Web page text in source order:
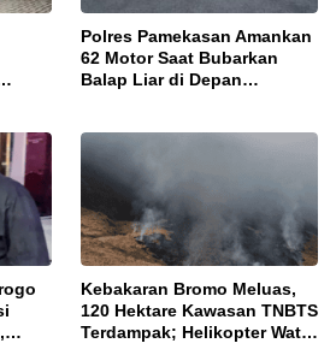
Polres Pamekasan Amankan
62 Motor Saat Bubarkan
Balap Liar di Depan
Kebakaran Bromo Meluas,
120 Hektare Kawasan TNBTS
Terdampak; Helikopter Water